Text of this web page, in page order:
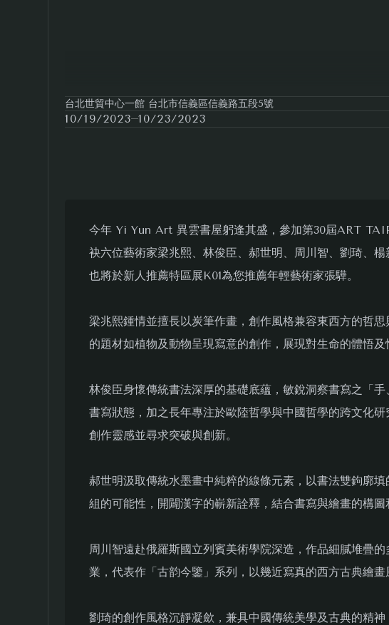
台北世貿中心一館 台北市信義區信義路五段5號
10/19/2023 10/23/2023
今年 Yi Yun Art 異雲書屋躬逢其盛，參加第30屆ART
袂六位藝術家梁兆熙、林俊臣、郝世明、周川智、劉琦、
也將於新人推薦特區展K01為您推薦年輕藝術家張驊。
梁兆熙鍾情並擅長以炭筆作畫，創作風格兼容東西方的哲
的題材如植物及動物呈現寫意的創作，展現對生命的體悟及
林俊臣身懷傳統書法深厚的基礎底蘊，敏銳洞察書寫之「
書寫狀態，加之長年專注於歐陸哲學與中國哲學的跨文化
創作靈感並尋求突破與創新。
郝世明汲取傳統水墨畫中純粹的線條元素，以書法雙鉤廓
組的可能性，開闢漢字的嶄新詮釋，結合書寫與繪畫的構圖
周川智遠赴俄羅斯國立列賓美術學院深造，作品細膩堆疊
業，代表作「古韵今鑒」系列，以幾近寫真的西方古典繪畫
劉琦的創作風格沉靜凝歛，兼具中國傳統美學及古典的精